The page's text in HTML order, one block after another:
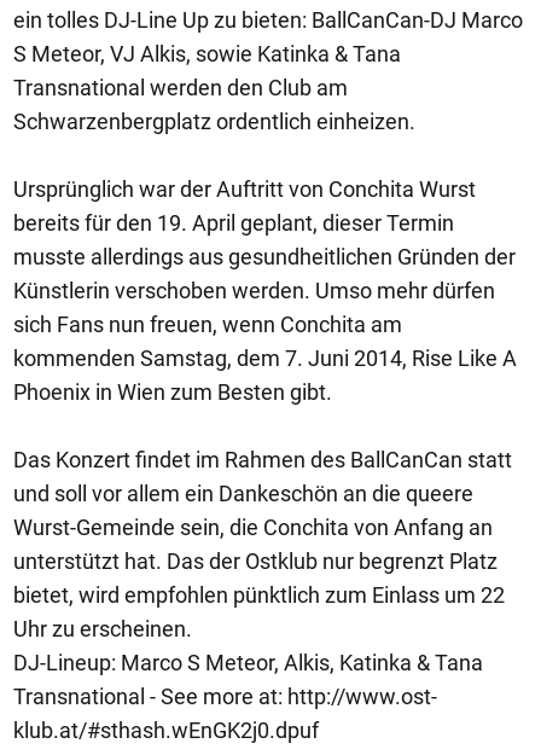
ein tolles DJ-Line Up zu bieten: BallCanCan-DJ Marco
S Meteor, VJ Alkis, sowie Katinka & Tana
Transnational werden den Club am
Schwarzenbergplatz ordentlich einheizen.
Ursprünglich war der Auftritt von Conchita Wurst
bereits für den 19. April geplant, dieser Termin
musste allerdings aus gesundheitlichen Gründen der
Künstlerin verschoben werden. Umso mehr dürfen
sich Fans nun freuen, wenn Conchita am
kommenden Samstag, dem 7. Juni 2014, Rise Like A
Phoenix in Wien zum Besten gibt.
Das Konzert findet im Rahmen des BallCanCan statt
und soll vor allem ein Dankeschön an die queere
Wurst-Gemeinde sein, die Conchita von Anfang an
unterstützt hat. Das der Ostklub nur begrenzt Platz
bietet, wird empfohlen pünktlich zum Einlass um 22
Uhr zu erscheinen.
DJ-Lineup: Marco S Meteor, Alkis, Katinka & Tana
Transnational - See more at: http://www.ost-
klub.at/#sthash.wEnGK2j0.dpuf